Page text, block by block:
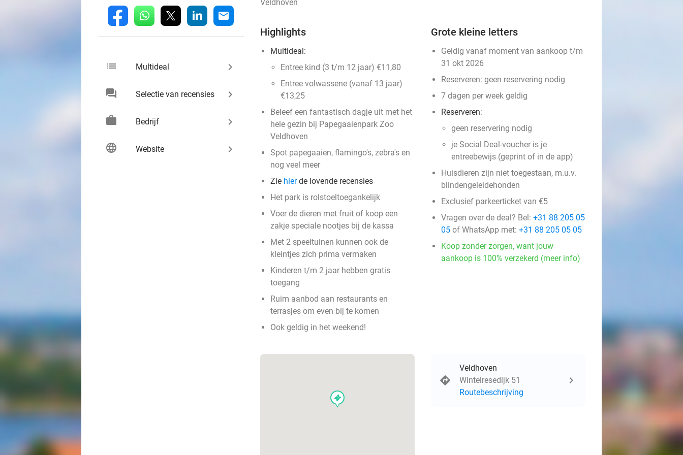
fb whatsapp linkedin mail
list Multideal keyboard_arrow_right
chat Selectie van recensies keyboard_arrow_right
work Bedrijf keyboard_arrow_right
language Website keyboard_arrow_right
Veldhoven
Highlights
Multideal:
Entree kind (3 t/m 12 jaar) €11,80
Entree volwassene (vanaf 13 jaar)
€13,25
Beleef een fantastisch dagje uit met het
hele gezin bij Papegaaienpark Zoo
Veldhoven
Spot papegaaien, flamingo's, zebra's en
nog veel meer
Zie hierde lovende recensies
Het park is rolstoeltoegankelijk
Voer de dieren met fruit of koop een
zakje speciale nootjes bij de kassa
Met 2 speeltuinen kunnen ook de
kleintjes zich prima vermaken
Kinderen t/m 2 jaar hebben gratis
toegang
Ruim aanbod aan restaurants en
terrasjes om even bij te komen
Ook geldig in het weekend!
Grote kleine letters
Geldig vanaf moment van aankoop t/m
31 okt 2026
Reserveren: geen reservering nodig
7 dagen per week geldig
Reserveren:
geen reservering nodig
je Social Deal-voucher is je
entreebewijs (geprint of in de app)
Huisdieren zijn niet toegestaan, m.u.v.
blindengeleidehonden
Exclusief parkeerticket van €5
Vragen over de deal? Bel: +31 88 205 05
05 of WhatsApp met: +31 88 205 05 05
Koop zonder zorgen, want jouw
aankoop is 100% verzekerd (meer info)
events
Veldhoven
Wintelresedijk 51
Routebeschrijving